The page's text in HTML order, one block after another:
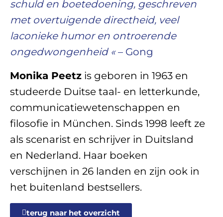
schuld en boetedoening, geschreven
met overtuigende directheid, veel
laconieke humor en ontroerende
ongedwongenheid «– Gong
Monika Peetz is geboren in 1963 en
studeerde Duitse taal- en letterkunde,
communicatiewetenschappen en
filosofie in München. Sinds 1998 leeft ze
als scenarist en schrijver in Duitsland
en Nederland. Haar boeken
verschijnen in 26 landen en zijn ook in
het buitenland bestsellers.
terug naar het overzicht